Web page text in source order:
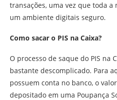
transações, uma vez que toda a
um ambiente digitais seguro.
Como sacar o PIS na Caixa?
O processo de saque do PIS na
bastante descomplicado. Para
possuem conta no banco, o
depositado em uma Poupança